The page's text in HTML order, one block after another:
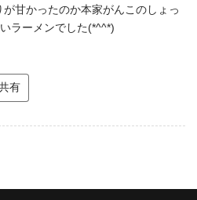
甘かったのか本家がんこのしょっ
ラーメンでした(*^^*)
有